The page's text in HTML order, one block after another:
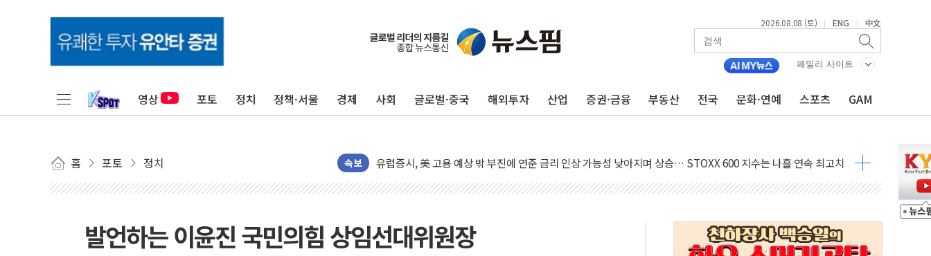
2026.08.08 (토) | ENG | 中文
패밀리 사이트
영상 포토 정치 정책·서울 경제 사회 글로벌·중국 해외투자 산업 증권·금융 부동산 전국 문화·연예 스포츠 GAM
홈 포토 정치 속보
뉴욕증시, 고용 쇼크에 금리 인상 우려 후퇴…S&P500 최고치
유럽증시, 美 고용 예상 밖 부진에 연준 금리 인상 가능성 낮아지며 상승… STOXX 600 지수는 나흘 연속 최고치
미 연준 매파 기세 꺾이나…고용 감소에 9월 동결 전망 우세
트럼프, 백신·자폐증 행정명령 검토…"이르면 다음 주"
美 항소법원, 백악관 무도회장 공사 중단 명령…트럼프 제동
발언하는 이윤진 국민의힘 상임선대위원장